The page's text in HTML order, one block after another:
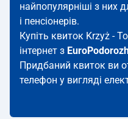
найпопулярніші з них
і пенсіонерів.
Купіть квиток Krzyż -
інтернет з
Придбаний квиток ви
телефон у вигляді